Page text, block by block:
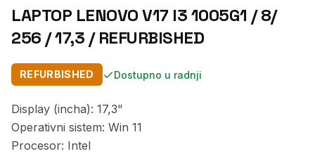
LAPTOP LENOVO V17 I3 1005G1 / 8/
256 / 17,3 / REFURBISHED
REFURBISHED Dostupno u radnji
Display (incha): 17,3"
Operativni sistem: Win 11
Procesor: Intel